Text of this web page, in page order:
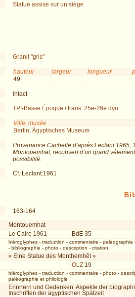
Statue assise sur un siège
Granit "gris"
hauteur largeur longueur
49
Intact
TPI-Basse Époque /trans. 25e-26e dyn.
Ville, musée
Berlin, Ägyptisches Museum
Provenance Cachette d’après
Montouemhat, recouvert d’un grand
possibilité.
Cf. Leclant:1961
163-164
Montouemhat
Le Caire 1961
BdE 35
hiéroglyphes- traduction - commentaire - paléographie
- bibliographie - photo- description - citation
« Eine Statue des Monthemhêt »
OLZ 19
hiéroglyphes- traduction - commentaire - photo-
paléographie et philologie
Erinnern und Gedenken. Aspekte der
Inschriften der ägyptischen Spätzeit